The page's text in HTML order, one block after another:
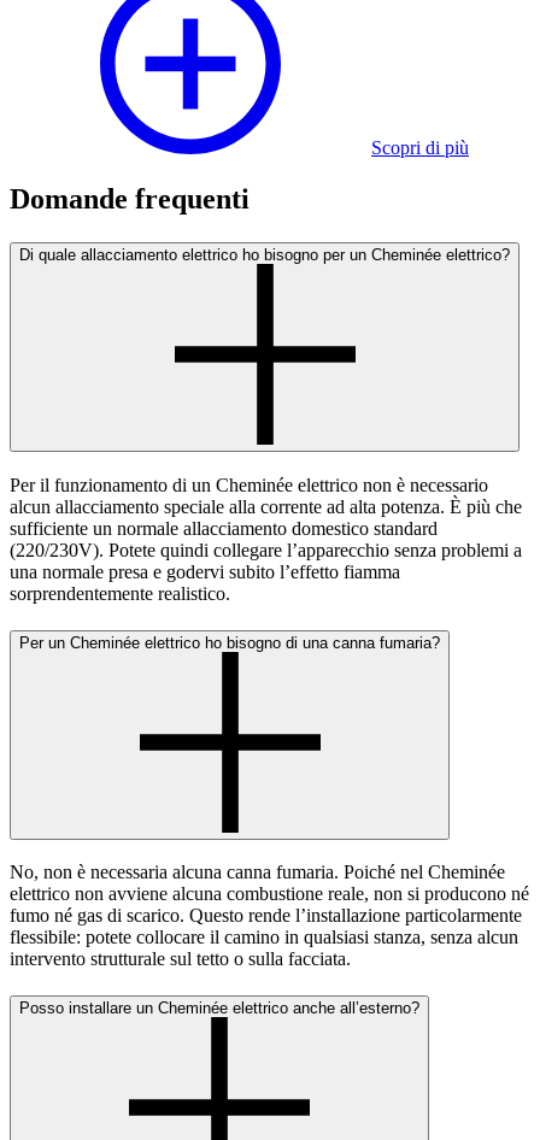
Scopri di più
Domande frequenti
Di quale allacciamento elettrico ho bisogno per un Cheminée elettrico?
Per il funzionamento di un Cheminée elettrico non è necessario
alcun allacciamento speciale alla corrente ad alta potenza. È più che
sufficiente un normale allacciamento domestico standard
(220/230V). Potete quindi collegare l’apparecchio senza problemi a
una normale presa e godervi subito l’effetto fiamma
sorprendentemente realistico.
Per un Cheminée elettrico ho bisogno di una canna fumaria?
No, non è necessaria alcuna canna fumaria. Poiché nel Cheminée
elettrico non avviene alcuna combustione reale, non si producono né
fumo né gas di scarico. Questo rende l’installazione particolarmente
flessibile: potete collocare il camino in qualsiasi stanza, senza alcun
intervento strutturale sul tetto o sulla facciata.
Posso installare un Cheminée elettrico anche all’esterno?